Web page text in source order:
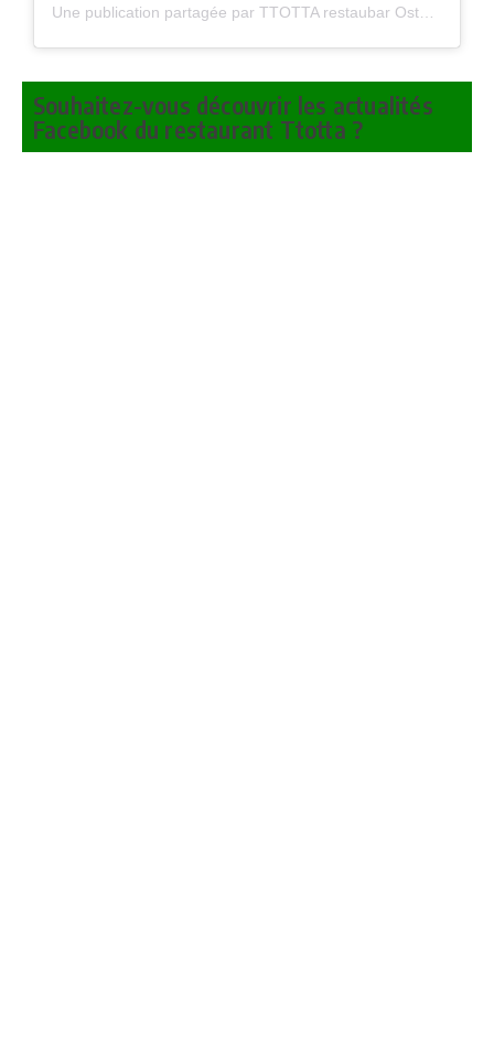
Une publication partagée par TTOTTA restaubar Ostatua
Souhaitez-vous découvrir les actualités
Facebook du restaurant Ttotta ?